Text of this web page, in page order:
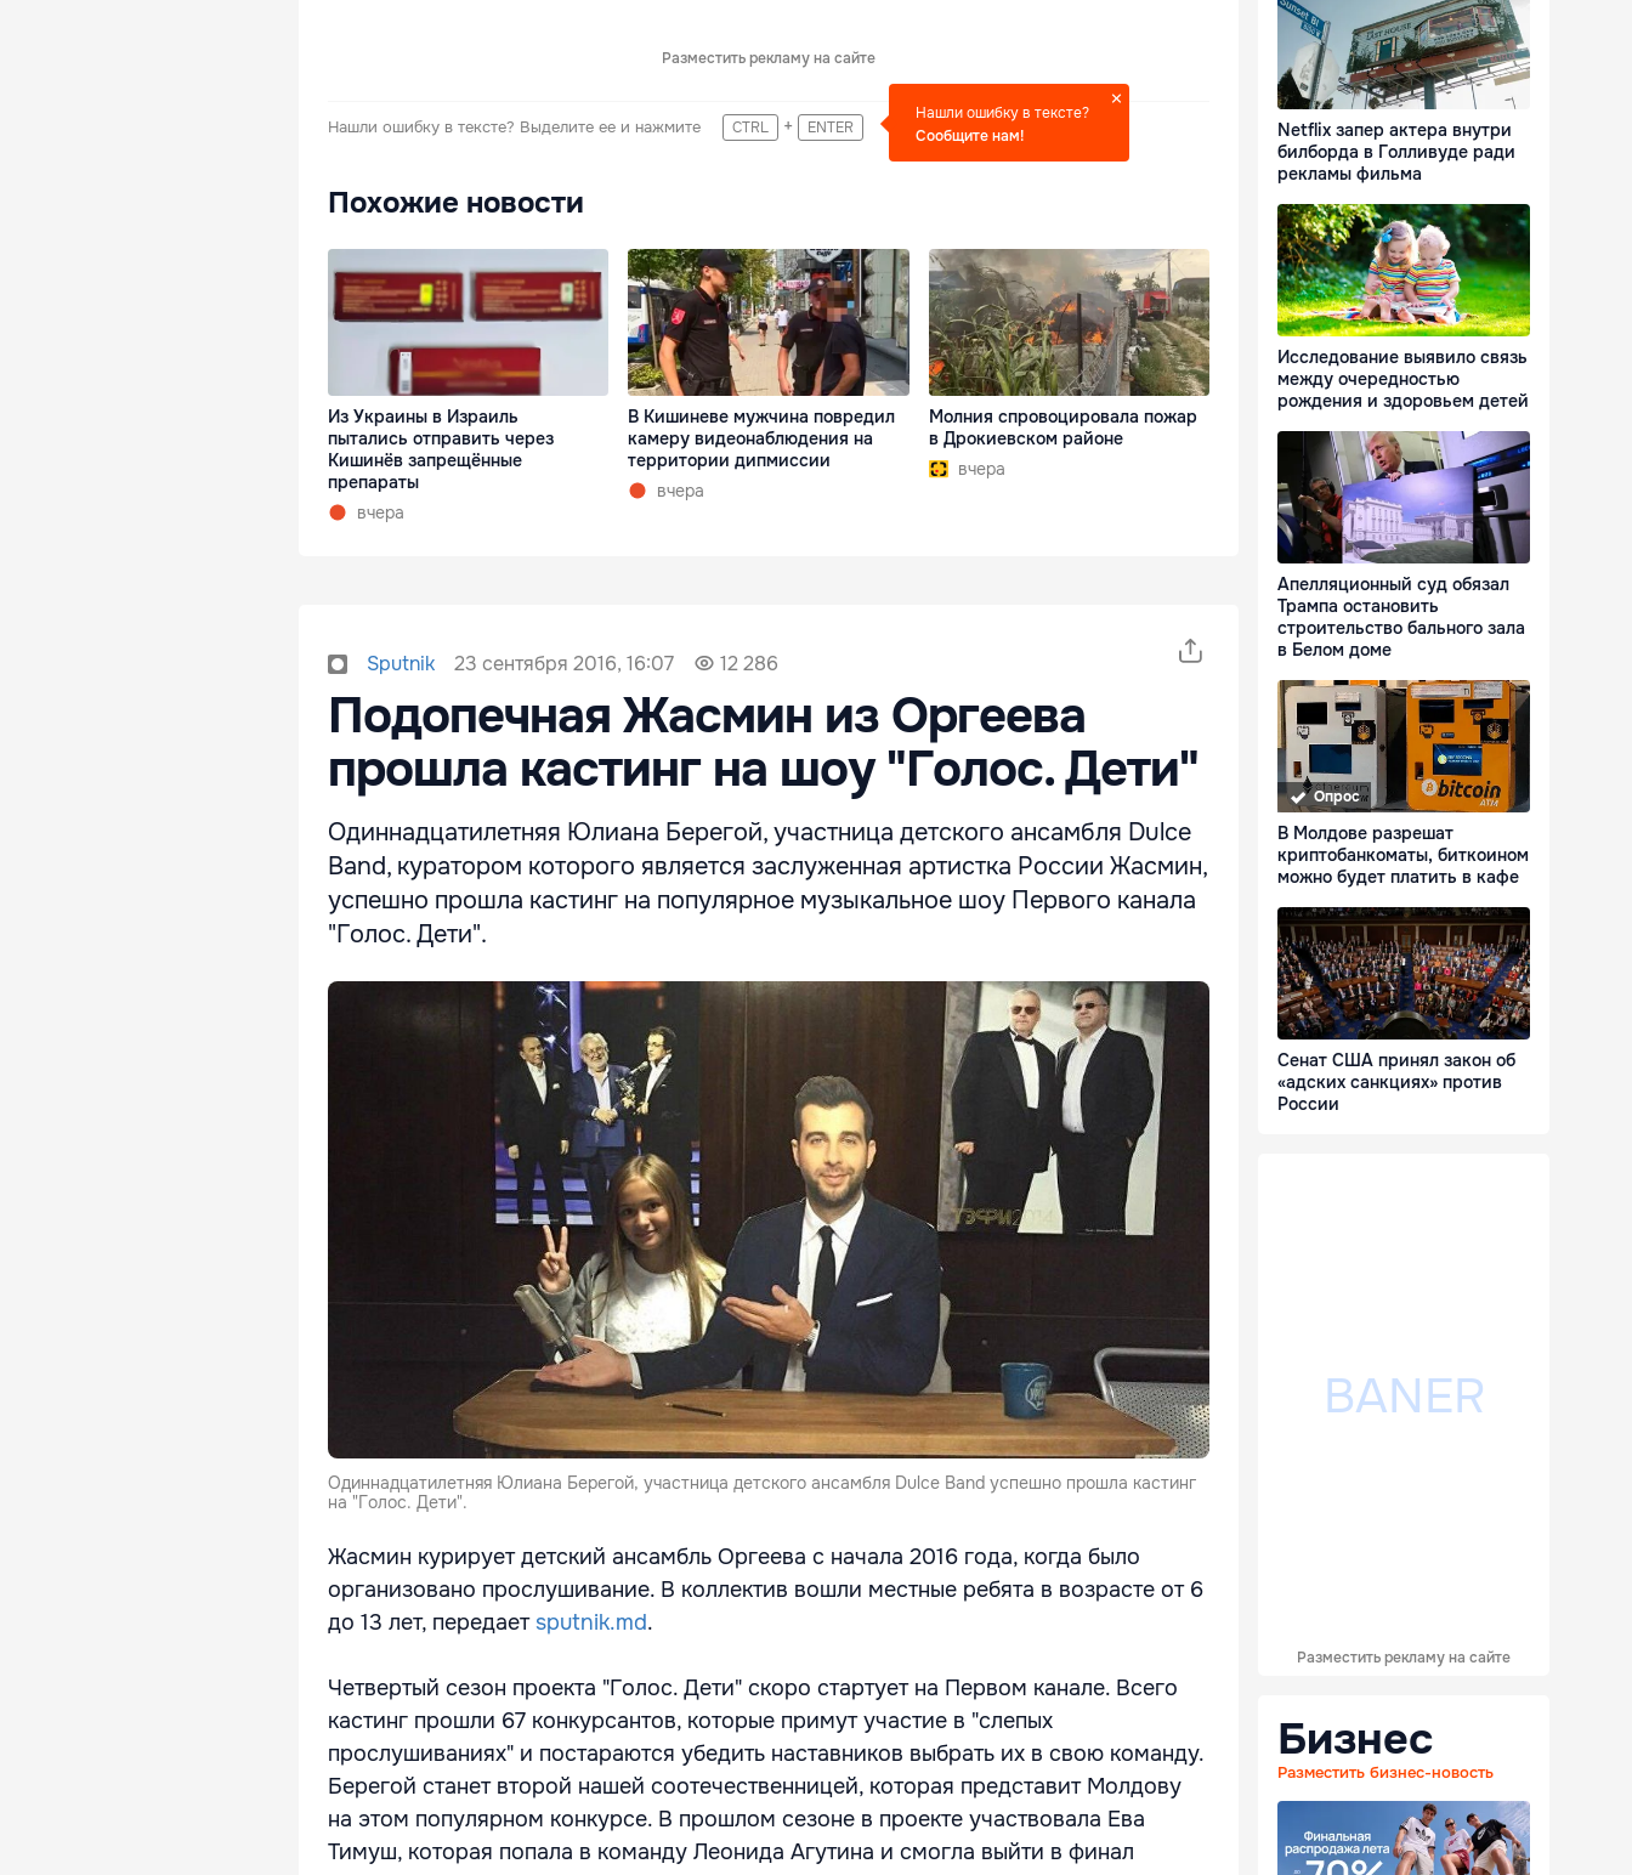
Разместить рекламу на сайте
Нашли ошибку в тексте? Выделите ее и нажмите CTRL + ENTER
Нашли ошибку в тексте?
Сообщите нам!
Похожие новости
Из Украины в Израиль
пытались отправить через
Кишинёв запрещённые
препараты
вчера
В Кишиневе мужчина повредил
камеру видеонаблюдения на
территории дипмиссии
вчера
Молния спровоцировала пожар
в Дрокиевском районе
вчера
Sputnik 23 сентября 2016, 16:07 12 286
Подопечная Жасмин из Оргеева
прошла кастинг на шоу "Голос. Дети"
Одиннадцатилетняя Юлиана Берегой, участница детского ансамбля Dulce
Band, куратором которого является заслуженная артистка России Жасмин,
успешно прошла кастинг на популярное музыкальное шоу Первого канала
"Голос. Дети".
Одиннадцатилетняя Юлиана Берегой, участница детского ансамбля Dulce Band успешно прошла кастинг
на "Голос. Дети".
Жасмин курирует детский ансамбль Оргеева с начала 2016 года, когда было
организовано прослушивание. В коллектив вошли местные ребята в возрасте от 6
до 13 лет, передаетsputnik.md.
Четвертый сезон проекта "Голос. Дети" скоро стартует на Первом канале. Всего
кастинг прошли 67 конкурсантов, которые примут участие в "слепых
прослушиваниях" и постараются убедить наставников выбрать их в свою команду.
Берегой станет второй нашей соотечественницей, которая представит Молдову
на этом популярном конкурсе. В прошлом сезоне в проекте участвовала Ева
Тимуш, которая попала в команду Леонида Агутина и смогла выйти в финал
Netflix запер актера внутри
билборда в Голливуде ради
рекламы фильма
Исследование выявило связь
между очередностью
рождения и здоровьем детей
Апелляционный суд обязал
Трампа остановить
строительство бального зала
в Белом доме
Опрос
В Молдове разрешат
криптобанкоматы, биткоином
можно будет платить в кафе
Сенат США принял закон об
«адских санкциях» против
России
Разместить рекламу на сайте
Бизнес
Разместить бизнес-новость